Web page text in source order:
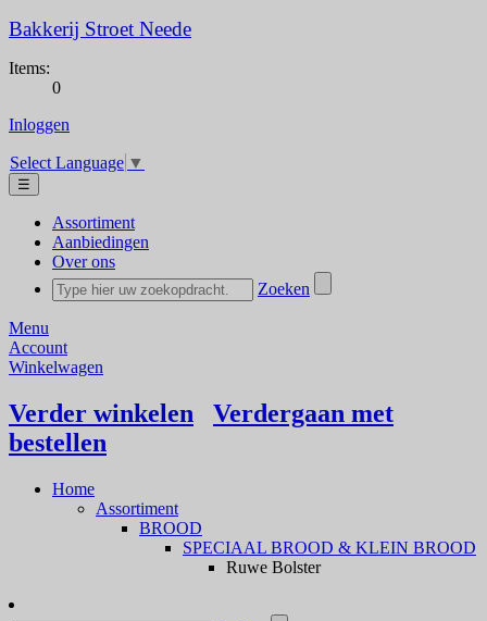
Bakkerij Stroet Neede
Items:
0
Inloggen
Select Language ▼
☰
Assortiment
Aanbiedingen
Over ons
Zoeken
Menu
Account
Winkelwagen
Verder winkelen
Verdergaan met
bestellen
Home
Assortiment
BROOD
SPECIAAL BROOD & KLEIN BROOD
Ruwe Bolster